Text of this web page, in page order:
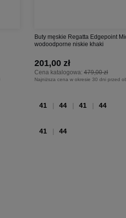
Buty męskie Regatta Edgepoint
wodoodporne niskie khaki
Cena katalogowa: 479,00 zł
201,00 zł
Najniższa cena w okresie 30 dni przed
41 44 41 44
41 44